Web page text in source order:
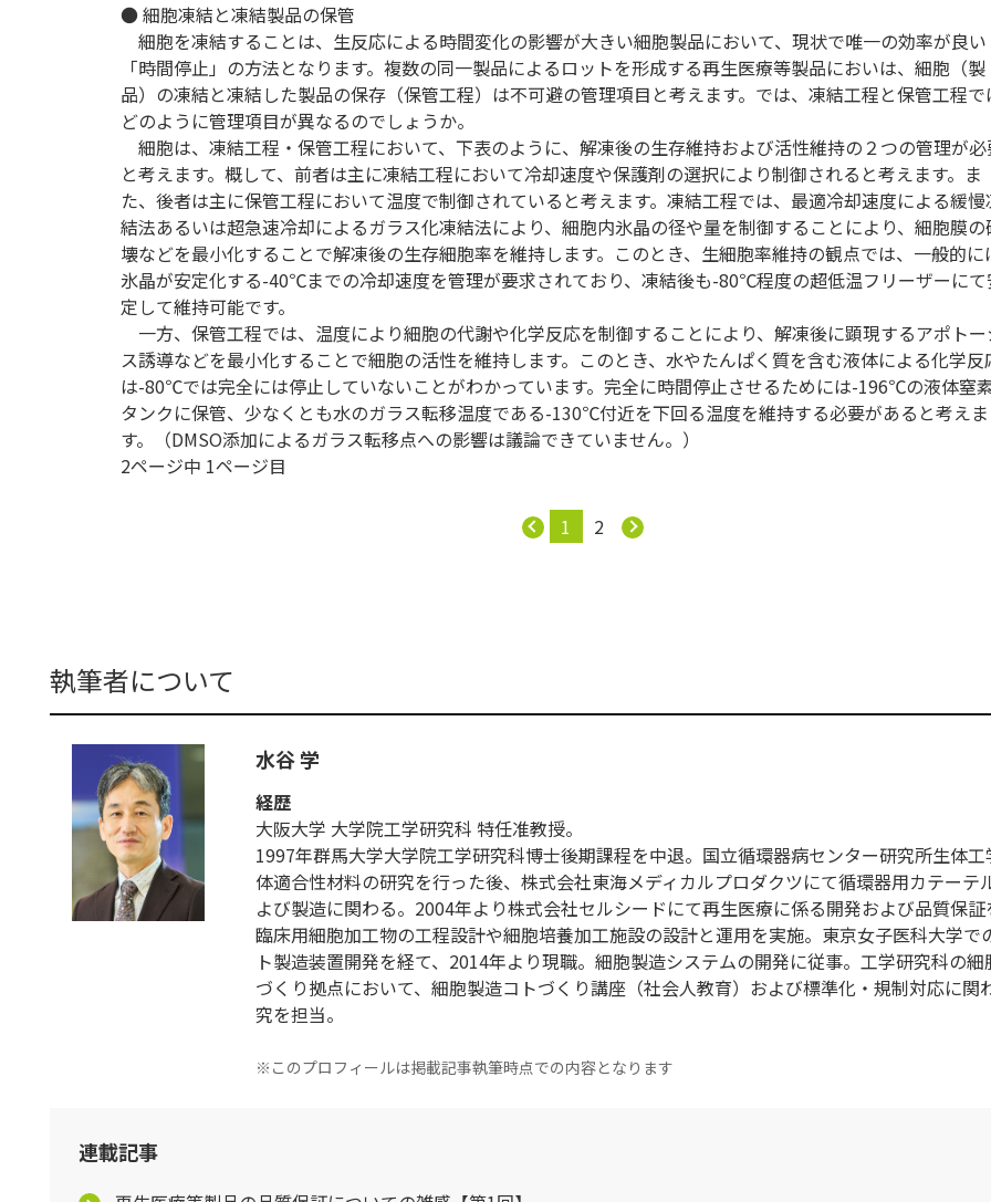
● 細胞凍結と凍結製品の保管
細胞を凍結することは、生反応による時間変化の影響が大きい細胞製品において、現状で唯一の効率が良い
「時間停止」の方法となります。複数の同一製品によるロットを形成する再生医療等製品においは、細胞（製
品）の凍結と凍結した製品の保存（保管工程）は不可避の管理項目と考えます。では、凍結工程と保管工程で
どのように管理項目が異なるのでしょうか。
細胞は、凍結工程・保管工程において、下表のように、解凍後の生存維持および活性維持の２つの管理が
と考えます。概して、前者は主に凍結工程において冷却速度や保護剤の選択により制御されると考えます。ま
た、後者は主に保管工程において温度で制御されていると考えます。凍結工程では、最適冷却速度による緩慢
結法あるいは超急速冷却によるガラス化凍結法により、細胞内氷晶の径や量を制御することにより、細胞膜の
壊などを最小化することで解凍後の生存細胞率を維持します。このとき、生細胞率維持の観点では、一般的に
氷晶が安定化する-40℃までの冷却速度を管理が要求されており、凍結後も-80℃程度の超低温フリーザーにて
定して維持可能です。
一方、保管工程では、温度により細胞の代謝や化学反応を制御することにより、解凍後に顕現するアポトー
ス誘導などを最小化することで細胞の活性を維持します。このとき、水やたんぱく質を含む液体による化学反
は-80℃では完全には停止していないことがわかっています。完全に時間停止させるためには-196℃の液体窒
タンクに保管、少なくとも水のガラス転移温度である-130℃付近を下回る温度を維持する必要があると考えま
す。（DMSO添加によるガラス転移点への影響は議論できていません。）
2ページ中 1ページ目
1 2
執筆者について
水谷 学
経歴
大阪大学 大学院工学研究科 特任准教授。
1997年群馬大学大学院工学研究科博士後期課程を中退。国立循環器病センター研究所生体
体適合性材料の研究を行った後、株式会社東海メディカルプロダクツにて循環器用カテーテ
よび製造に関わる。2004年より株式会社セルシードにて再生医療に係る開発および品質保証
臨床用細胞加工物の工程設計や細胞培養加工施設の設計と運用を実施。東京女子医科大学で
ト製造装置開発を経て、2014年より現職。細胞製造システムの開発に従事。工学研究科の細
づくり拠点において、細胞製造コトづくり講座（社会人教育）および標準化・規制対応に関
究を担当。
※このプロフィールは掲載記事執筆時点での内容となります
連載記事